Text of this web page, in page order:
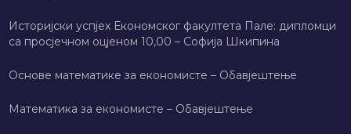
Историјски успјех Економског факултета Пале: дипломци
са просјечном оцјеном 10,00 – Софија Шкипина
Основе математике за економисте – Обавјештење
Математика за економисте – Обавјештење